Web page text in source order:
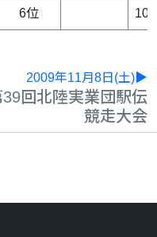
6位 10
2009年11月8日(土)▶
回北陸実業団駅伝
競走大会